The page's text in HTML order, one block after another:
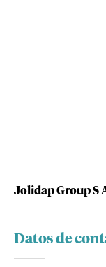
Jolidap Group S
Datos de